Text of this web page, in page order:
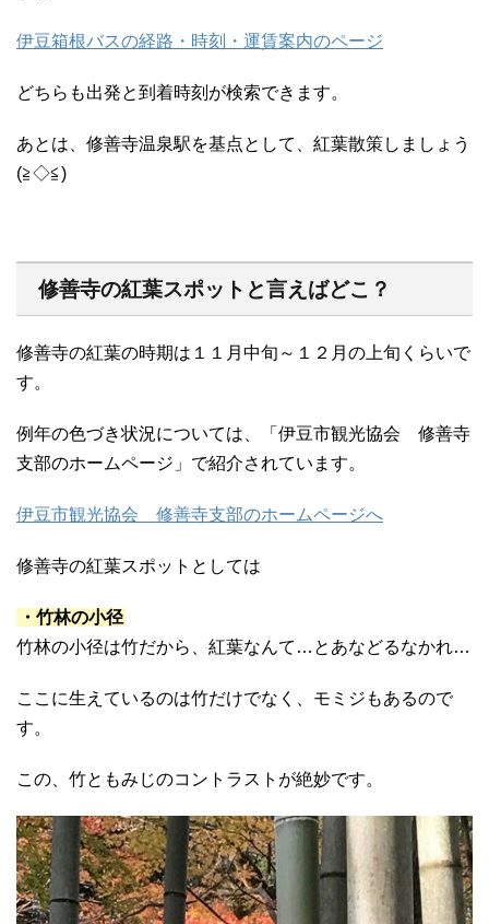
伊豆箱根バスの経路・時刻・運賃案内のページ
どちらも出発と到着時刻が検索できます。
あとは、修善寺温泉駅を基点として、紅葉散策しましょう
(≧◇≦)
修善寺の紅葉スポットと言えばどこ？
修善寺の紅葉の時期は１１月中旬～１２月の上旬くらいで
す。
例年の色づき状況については、「伊豆市観光協会 修善寺
支部のホームページ」で紹介されています。
伊豆市観光協会 修善寺支部のホームページへ
修善寺の紅葉スポットとしては
・竹林の小径
竹林の小径は竹だから、紅葉なんて…とあなどるなかれ…
ここに生えているのは竹だけでなく、モミジもあるので
す。
この、竹ともみじのコントラストが絶妙です。